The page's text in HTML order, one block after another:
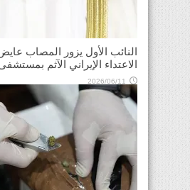
النائب الأول يزور المصاب
الاعتداء الإيراني الآثم
2026/06/11